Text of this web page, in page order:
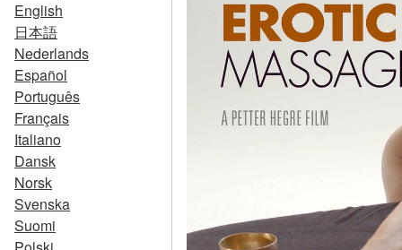
English
日本語
Nederlands
Español
Português
Français
Italiano
Dansk
Norsk
Svenska
Suomi